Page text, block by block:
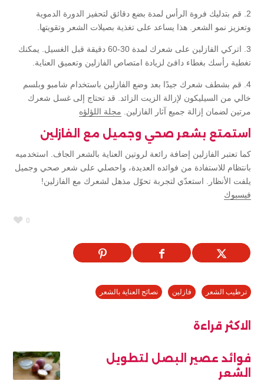
2. قم بتدليك فروة الرأس لمدة بضع دقائق لتحفيز الدورة الدموية
وتعزيز نمو الشعر. هذا يساعد على تغذية بصيلات الشعر وتقويتها.
3. اتركي الفازلين على شعرك لمدة 30-60 دقيقة قبل الغسيل. يمكنك
تغطية رأسك بغطاء دافئ لزيادة امتصاص الفازلين وتعميق العناية.
4. قم بشطف شعرك جيدًا بعد وضع الفازلين باستخدام شامبو وبلسم
خالي من السيليكون لإزالة الزيت الزائد. قد تحتاج إلى غسل شعرك
مرتين لضمان إزالة جميع آثار الفازلين. مجلة اللؤلؤه
استمتع بشعر صحي وجميل مع الفازلين
كما تعتبر الفازلين إضافة رائعة لروتين العناية بالشعر الجاف. استخدميه
بانتظام للاستفادة من فوائده العديدة، واحصلي على شعر صحي وجميل
يلفت الأنظار. استعدّي لتجربة تحوّل مذهل لشعرك مع الفازلين!
فيسبوك
0
ترطيب الشعر فازلين نصائح العناية بالشعر
الاكثر قراءة
فوائد عصير البصل لتطويل
الشعر